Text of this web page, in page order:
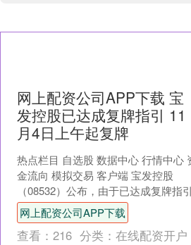
网上配资公司APP下载 宝
发控股已达成复牌指引 11
月4日上午起复牌
热点栏目 自选股 数据中心 行情中心
金流向 模拟交易 客户端 宝发控股
（08532）公布，由于已达成复牌指
公司已向联交所申请让公司股份自2025
年11月....
网上配资公司APP下载
查看： 216 分类： 在线配资开户